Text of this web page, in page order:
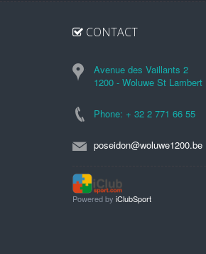
CONTACT
Avenue des Vaillants 2
1200 - Woluwe St Lambert
Phone: + 32 2 771 66 55
poseidon@woluwe1200.be
Powered by iClubSport